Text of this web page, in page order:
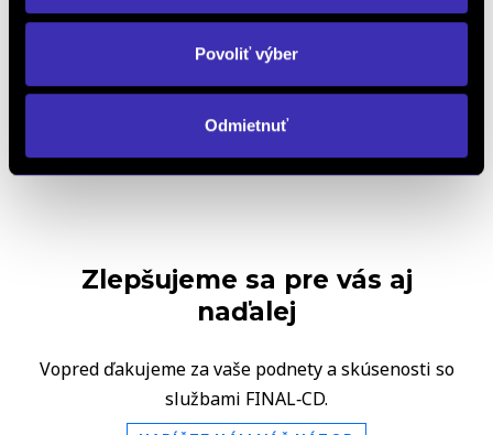
Povoliť výber
Odmietnuť
Výkup vozidiel
Zlepšujeme sa pre vás aj
naďalej
Vopred ďakujeme za vaše podnety a skúsenosti so
službami FINAL‑CD.